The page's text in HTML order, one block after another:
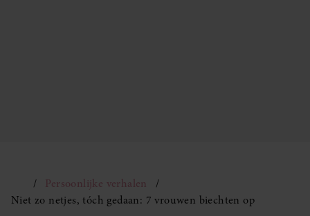
Persoonlijke verhalen
Niet zo netjes, tóch gedaan: 7 vrouwen biechten op